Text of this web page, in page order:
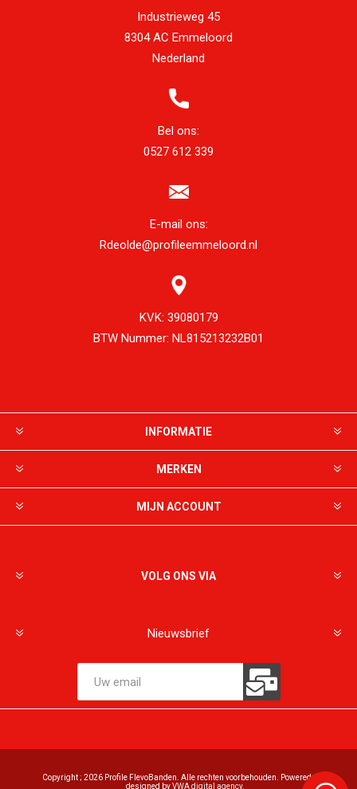
Industrieweg 45
8304 AC Emmeloord
Nederland
Bel ons:
0527 612 339
E-mail ons:
Rdeolde@profileemmeloord.nl
KVK: 39080179
BTW Nummer: NL815213232B01
INFORMATIE
MERKEN
MIJN ACCOUNT
VOLG ONS VIA
Nieuwsbrief
Copyright ; 2026 Profile FlevoBanden. Alle rechten voorbehouden. Powered and
designed byVWA digital agency.